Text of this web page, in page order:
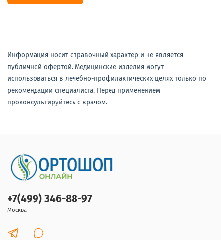
Информация носит справочный характер и не является
публичной офертой. Медицинские изделия могут
использоваться в лечебно-профилактических целях только по
рекомендации специалиста. Перед применением
проконсультируйтесь с врачом.
+7(499) 346-88-97
Москва